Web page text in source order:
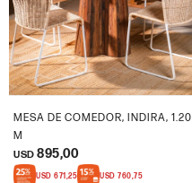
MESA DE COMEDOR, INDIRA, 1.20
M
USD 895,00
USD 671,25 USD 760,75